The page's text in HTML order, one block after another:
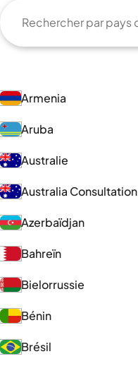
Armenia
Aruba
Australie
Australia Consultation
Azerbaïdjan
Bahreïn
Bielorrussie
Bénin
Brésil